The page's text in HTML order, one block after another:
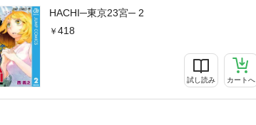
HACHI─東京23宮─ 2
418
試し読み カートへ